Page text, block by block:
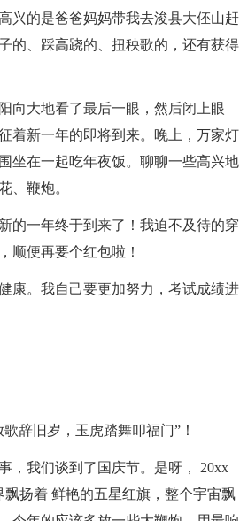
兴的是爸爸妈妈带我去浚县大伾山赶
的、踩高跷的、扭秧歌的，还有获得
向大地看了最后一眼，然后闭上眼
着新一年的即将到来。晚上，万家灯
坐在一起吃年夜饭。聊聊一些高兴地
、鞭炮。
的一年终于到来了！我迫不及待的穿
顺便再要个红包啦！
康。我自己要更加努力，考试成绩进
辞旧岁，玉虎踏舞叩福门”！
，我们谈到了国庆节。是呀， 20xx
扬着 鲜艳的五星红旗，整个宇宙飘